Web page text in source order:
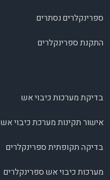
ספרינקלרים נסתרים
התקנת ספרינקלרים
בדיקת מערכות כיבוי אש
אישור תקינות מערכת כיבוי אש
בדיקה תקופתית ספרינקלרים
מערכות כיבוי אש ספרינקלרים